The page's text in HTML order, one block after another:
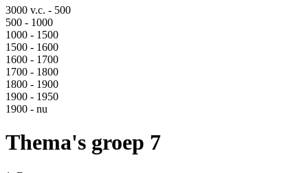
3000 v.c. - 500
500 - 1000
1000 - 1500
1500 - 1600
1600 - 1700
1700 - 1800
1800 - 1900
1900 - 1950
1900 - nu
Thema's groep 7